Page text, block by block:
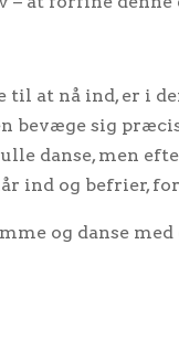
at nå ind, er i
bevæge sig
danse, men
ind og befrier,
og danse